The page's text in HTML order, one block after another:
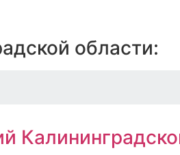
области: